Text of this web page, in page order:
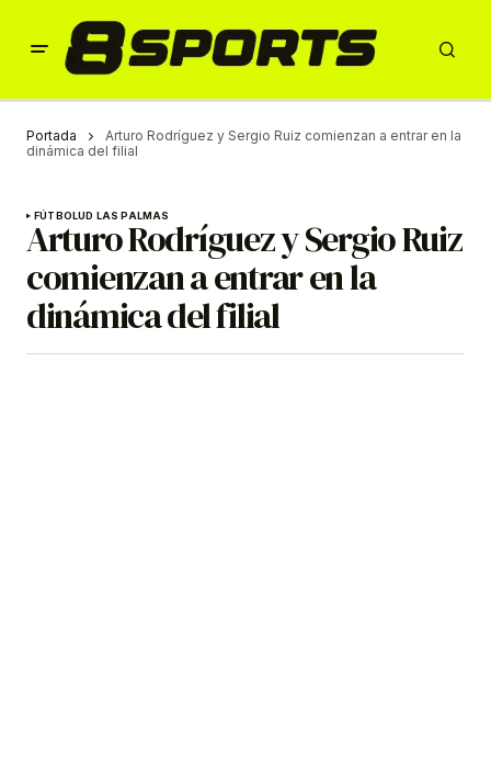
Portada
Arturo Rodríguez y Sergio Ruiz comienzan a entrar en la
dinámica del filial
FÚTBOLUD LAS PALMAS
Arturo Rodríguez y Sergio Ruiz
comienzan a entrar en la
dinámica del filial